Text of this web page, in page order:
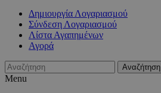
Δημιουργία Λογαριασμού
Σύνδεση Λογαριασμού
Λίστα Αγαπημένων
Αγορά
Αναζήτηση
Menu